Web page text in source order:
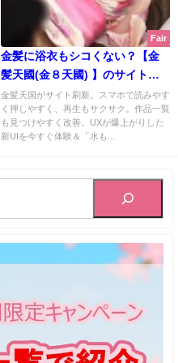
Fair
金髪に浴衣もシコくない？【金
髪天國(金８天國) 】のサイトが
新しくなりました！ スマホでも
見やすく・押しやすく・速く | 金
髪天國(金８天國)【2025年8月最
金髪天国がサイト刷新。スマホで読みやす
く押しやすく、再生もサクサク。作品一覧
も見つけやすく改善。UXが爆上がりした
新UIを今すぐ体験＆「水も...